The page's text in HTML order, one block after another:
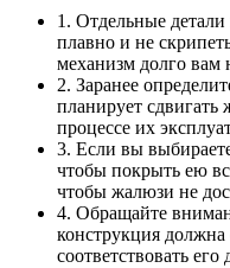
1. Отдельные
плавно и не
механизм долго вам
2. Заранее
планирует сдвигать
процессе их
3. Если вы
чтобы покрыть ею
чтобы жалюзи не
4. Обращайте
конструкция
соответствовать его